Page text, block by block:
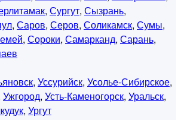
, Сургут, Сызрань,
, Саров, Серов, Соликамск, Сумы,
, Сороки, Самарканд, Сарань,
, Уссурийск, Усолье-Сибирское,
Ужгород, Усть-Каменогорск, Уральск,
, Ургут